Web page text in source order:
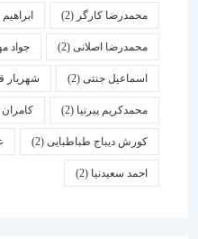
محمدرضا کارگر(2) ابراهیم حقیقی(2)
محمدرضا اصلانی(2) جواد مهدی
اسماعیل جنتی(2) شهریار قدیمی(2)
محمدکریم پیرنیا (2) کامران
کورش دیباج طباطبایی(2) علی
احمد سعیدنیا (2)